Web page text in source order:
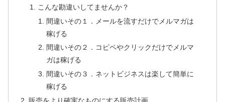
こんな勘違いしてませんか？
間違いその１．メールを流すだけでメルマガは
稼げる
間違いその２．コピペやクリックだけでメルマ
ガは稼げる
間違いその３．ネットビジネスは楽して簡単に
稼げる